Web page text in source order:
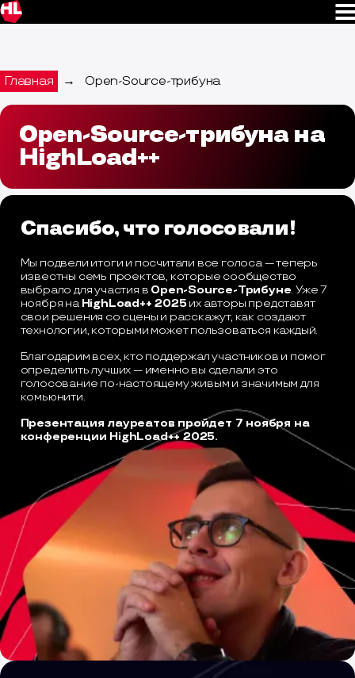
Главная → Open-Source-трибуна
Open-Source-трибуна на
HighLoad++
Спасибо, что голосовали!
Мы подвели итоги и посчитали все голоса — теперь
известны семь проектов, которые сообщество
выбрало для участия в Open-Source-Трибуне. Уже 7
ноября на HighLoad++ 2025их авторы представят
свои решения со сцены и расскажут, как создают
технологии, которыми может пользоваться каждый.
Благодарим всех, кто поддержал участников и помог
определить лучших — именно вы сделали это
голосование по-настоящему живым и значимым для
комьюнити.
Презентация лауреатов пройдет 7 ноября на
конференции HighLoad++ 2025.